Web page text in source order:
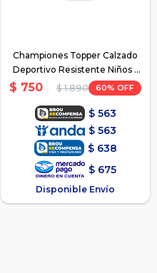
Championes Topper Calzado
Deportivo Resistente Niños -
Negro 2
$ 750 $ 1.890 60
$ 563
$ 563
$ 638
$ 675
Disponible Envío